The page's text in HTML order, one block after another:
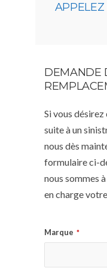
APPELEZ
DEMANDE
Si vous
suite à un
nous dès
formulaire ci-
nous sommes
en charge
Marque *